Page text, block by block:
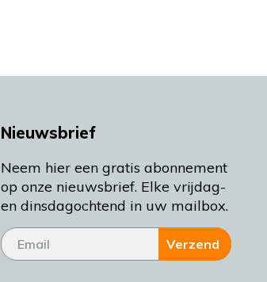
Nieuwsbrief
Neem hier een gratis abonnement
op onze nieuwsbrief. Elke vrijdag-
en dinsdagochtend in uw mailbox.
Verzend